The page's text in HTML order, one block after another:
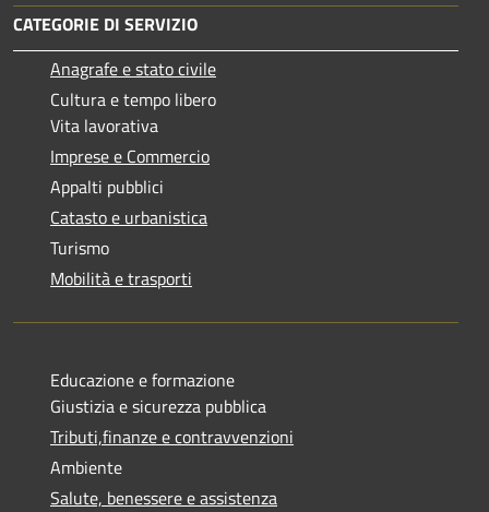
CATEGORIE DI SERVIZIO
Anagrafe e stato civile
Cultura e tempo libero
Vita lavorativa
Imprese e Commercio
Appalti pubblici
Catasto e urbanistica
Turismo
Mobilità e trasporti
Educazione e formazione
Giustizia e sicurezza pubblica
Tributi,finanze e contravvenzioni
Ambiente
Salute, benessere e assistenza